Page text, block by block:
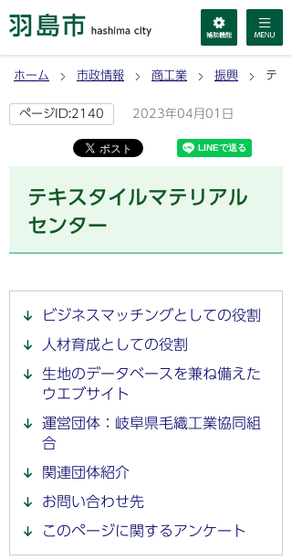
ホーム 市政情報 商工業 振興 テ
ページID:2140 2023年04月01日
テキスタイルマテリアル
センター
ビジネスマッチングとしての役割
人材育成としての役割
生地のデータベースを兼ね備えた
ウエブサイト
運営団体：岐阜県毛織工業協同組
合
関連団体紹介
お問い合わせ先
このページに関するアンケート